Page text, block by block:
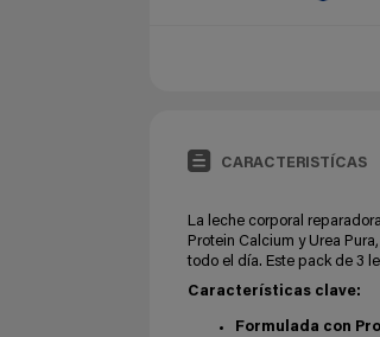
CARACTERISTÍCAS
La leche corporal
Protein Calcium y Urea
todo el día. Este pack de 3
Características clave:
Formulada con